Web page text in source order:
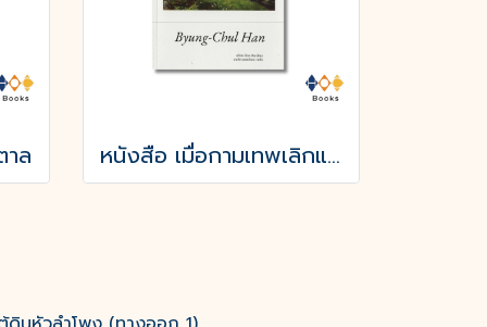
ล หนังสือ เมื่อกามเทพเลิกแผลงศร (The Agony of Eros)